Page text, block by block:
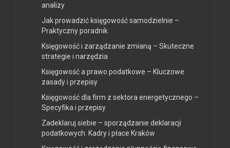
analizy
Jak prowadzić księgowość samodzielnie –
Praktyczny poradnik
Księgowość i zarządzanie zmianą – Skuteczne
strategie i narzędzia
Księgowość a prawo podatkowe – Kluczowe
zasady i przepisy
Księgowość dla firm z sektora energetycznego –
Specyfika i przepisy
Zadeklaruj siebie – sporządzanie deklaracji
podatkowych. Kadry i płace Kraków